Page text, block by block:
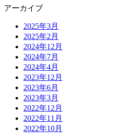
アーカイブ
2025年3月
2025年2月
2024年12月
2024年7月
2024年4月
2023年12月
2023年6月
2023年3月
2022年12月
2022年11月
2022年10月